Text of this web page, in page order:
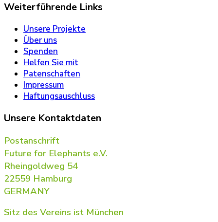
Weiterführende Links
Unsere Projekte
Über uns
Spenden
Helfen Sie mit
Patenschaften
Impressum
Haftungsauschluss
Unsere Kontaktdaten
Postanschrift
Future for Elephants e.V.
Rheingoldweg 54
22559 Hamburg
GERMANY
Sitz des Vereins ist München